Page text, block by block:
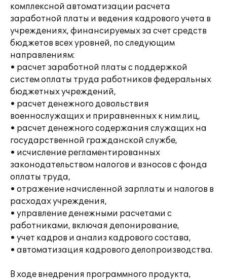
комплексной автоматизации расчета
заработной платы и ведения кадрового учета в
учреждениях, финансируемых за счет средств
бюджетов всех уровней, по следующим
направлениям:
• расчет заработной платы с поддержкой
систем оплаты труда работников федеральных
бюджетных учреждений,
• расчет денежного довольствия
военнослужащих и приравненных к ним лиц,
• расчет денежного содержания служащих на
государственной гражданской службе,
• исчисление регламентированных
законодательством налогов и взносов с фонда
оплаты труда,
• отражение начисленной зарплаты и налогов в
расходах учреждения,
• управление денежными расчетами с
работниками, включая депонирование,
• учет кадров и анализ кадрового состава,
• автоматизация кадрового делопроизводства.
В ходе внедрения программного продукта,